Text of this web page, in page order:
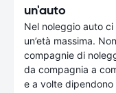
un'auto
Nel noleggio auto ci
un’età massima.
compagnie di
da compagnia a
e a volte